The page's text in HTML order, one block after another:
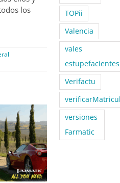
los
TOPii
Valencia
vales
estupefacientes
Verifactu
versiones
Farmatic